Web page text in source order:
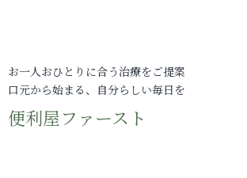
お一人おひとりに合う治療をご提案
口元から始まる、自分らしい毎日を
便利屋ファースト